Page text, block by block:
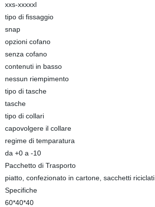
xxs-xxxxxl
tipo di fissaggio
snap
opzioni cofano
senza cofano
contenuti in basso
nessun riempimento
tipo di tasche
tasche
tipo di collari
capovolgere il collare
regime di temparatura
da +0 a -10
Pacchetto di Trasporto
piatto, confezionato in cartone, sacchetti riciclati
Specifiche
60*40*40